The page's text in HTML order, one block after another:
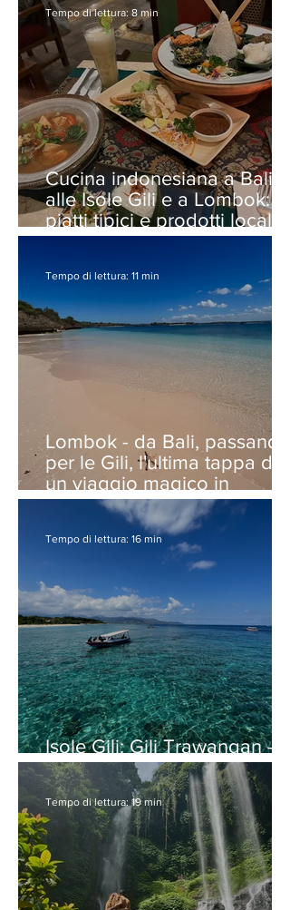
Cucina indonesiana a Bali,
alle Isole Gili e a Lombok:
piatti tipici e prodotti locali
da provare!
Tempo di lettura: 8 min
Lombok - da Bali, passando
per le Gili, l'ultima tappa di
un viaggio magico in
Indonesia
Tempo di lettura: 11 min
Isole Gili: Gili Trawangan - il
paradiso a due passi da Bali
Tempo di lettura: 16 min
Tempo di lettura: 19 min